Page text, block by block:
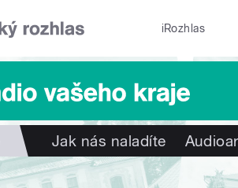
iRozhlas
Jak nás naladíte